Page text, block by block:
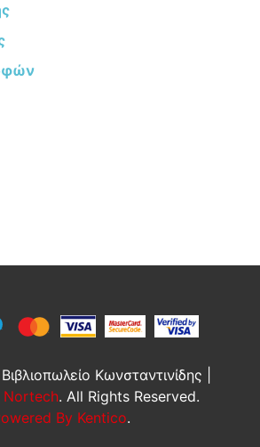
Κωνσταντινίδης |
Nortech. All Rights Reserved.
By Kentico.